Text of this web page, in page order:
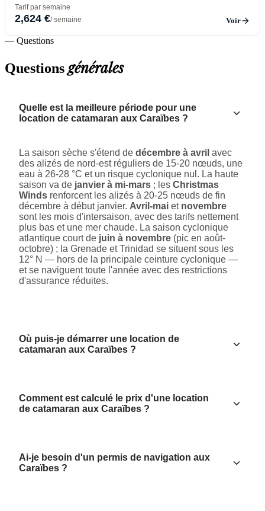
Tarif par semaine
2,624 €/ semaine Voir
— Questions
Questionsgénérales
Quelle est la meilleure période pour une
location de catamaran aux Caraïbes ?
La saison sèche s'étend de décembre à avril avec
des alizés de nord-est réguliers de 15-20 nœuds, une
eau à 26-28 °C et un risque cyclonique nul. La haute
saison va de janvier à mi-mars ; les Christmas
Winds renforcent les alizés à 20-25 nœuds de fin
décembre à début janvier. Avril-mai et novembre
sont les mois d'intersaison, avec des tarifs nettement
plus bas et une mer chaude. La saison cyclonique
atlantique court de juin à novembre (pic en août-
octobre) ; la Grenade et Trinidad se situent sous les
12° N — hors de la principale ceinture cyclonique —
et se naviguent toute l'année avec des restrictions
d'assurance réduites.
Où puis-je démarrer une location de
catamaran aux Caraïbes ?
Comment est calculé le prix d'une location
de catamaran aux Caraïbes ?
Ai-je besoin d'un permis de navigation aux
Caraïbes ?